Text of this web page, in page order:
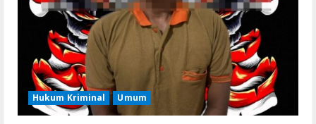
2 August 10, 2026
3
Umum
Hasil Tes Urine Positif Sabu, Dua
Pemuda Asal Umpu Semenguk
Diamankan Polres Way Kanan
August 10, 2026
Hukum Kriminal Umum